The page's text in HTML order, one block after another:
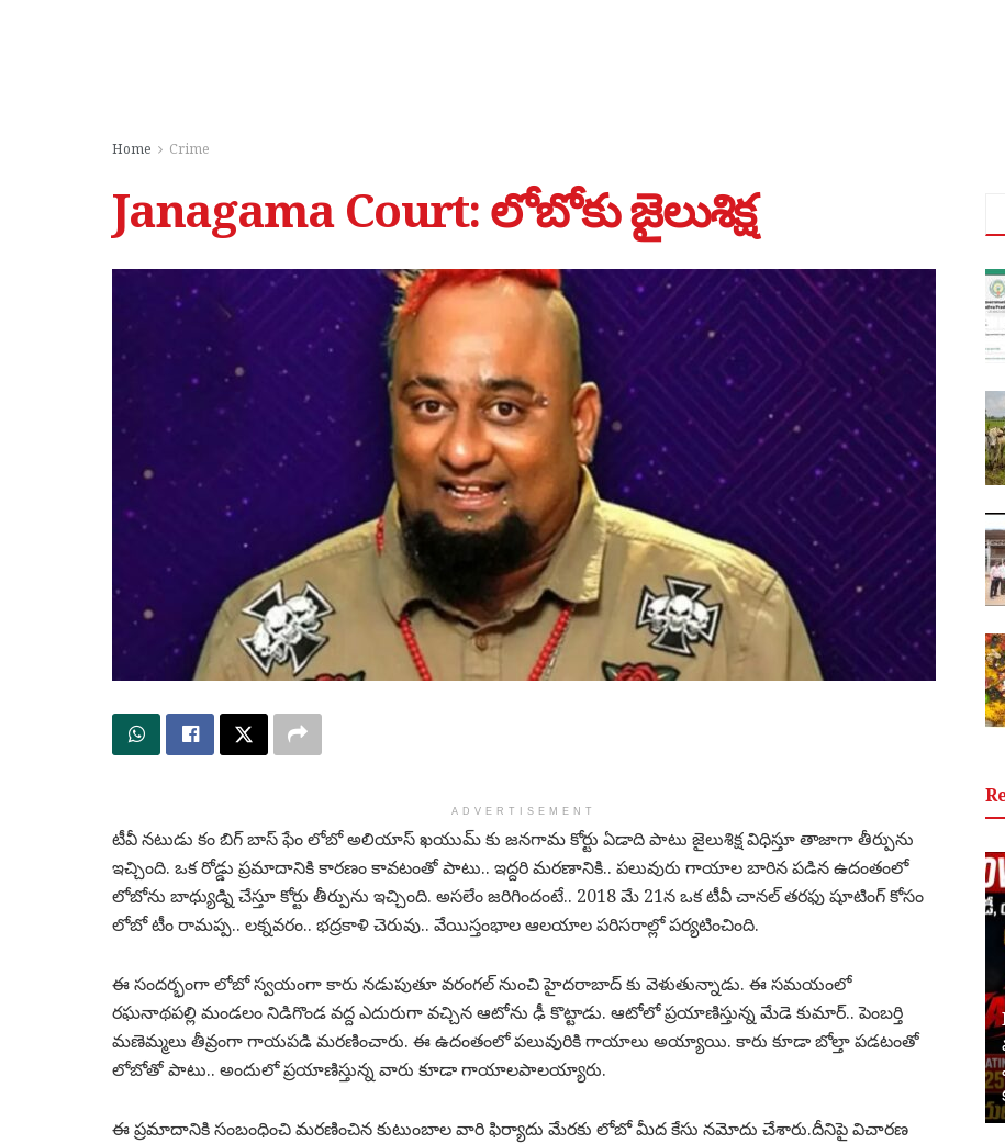
Home Crime
Janagama Court: లోబోకు జైలుశిక్ష
ADVERTISEMENT
టీవీ నటుడు కం బిగ్ బాస్ ఫేం లోబో అలియాస్ ఖయుమ్ కు జనగామ కోర్టు ఏడాది పాటు జైలుశిక్ష విధిస్తూ తాజాగా తీర్పును
ఇచ్చింది. ఒక రోడ్డు ప్రమాదానికి కారణం కావటంతో పాటు.. ఇద్దరి మరణానికి.. పలువురు గాయాల బారిన పడిన ఉదంతంలో
లోబోను బాధ్యుడ్ని చేస్తూ కోర్టు తీర్పును ఇచ్చింది. అసలేం జరిగిందంటే.. 2018 మే 21న ఒక టీవీ చానల్ తరఫు షూటింగ్ కోసం
లోబో టీం రామప్ప.. లక్నవరం.. భద్రకాళి చెరువు.. వేయిస్తంభాల ఆలయాల పరిసరాల్లో పర్యటించింది.
ఈ సందర్భంగా లోబో స్వయంగా కారు నడుపుతూ వరంగల్ నుంచి హైదరాబాద్ కు వెళుతున్నాడు. ఈ సమయంలో
రఘనాథపల్లి మండలం నిడిగొండ వద్ద ఎదురుగా వచ్చిన ఆటోను ఢీ కొట్టాడు. ఆటోలో ప్రయాణిస్తున్న మేడె కుమార్.. పెంబర్తి
మణెమ్మలు తీవ్రంగా గాయపడి మరణించారు. ఈ ఉదంతంలో పలువురికి గాయాలు అయ్యాయి. కారు కూడా బోల్తా పడటంతో
లోబోతో పాటు.. అందులో ప్రయాణిస్తున్న వారు కూడా గాయాలపాలయ్యారు.
ఈ ప్రమాదానికి సంబంధించి మరణించిన కుటుంబాల వారి ఫిర్యాదు మేరకు లోబో మీద కేసు నమోదు చేశారు.దీనిపై విచారణ